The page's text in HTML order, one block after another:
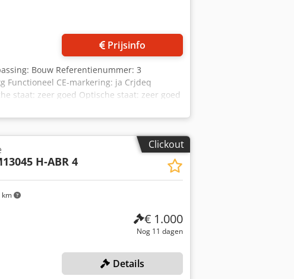
Prijsinfo
Bouw Referentienummer: 3
Functioneel CE-markering: ja Crjdeq
staat: zeer goed Optische staat: zeer goed
Leveringsvoorwaarden: FOB Werkdruk:
informatie contact op met Ö. Inalkac.
Clickout
H-ABR 4
€ 1.000
Nog 11 dagen
Details